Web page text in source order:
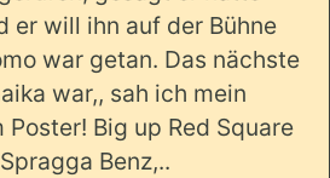
er will ihn auf der Bühne
war getan. Das nächste
war,, sah ich mein
Big up Red Square
Benz,..